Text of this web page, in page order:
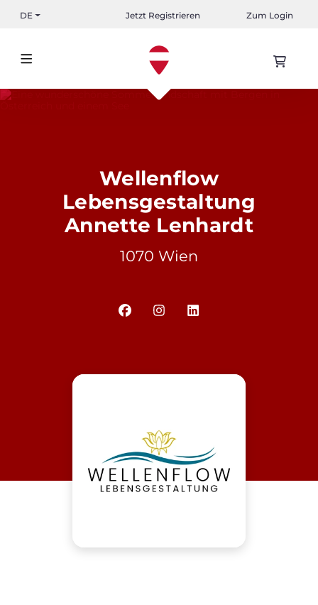
DE Jetzt Registrieren Zum Login
Wellenflow
Lebensgestaltung
Annette Lenhardt
1070 Wien